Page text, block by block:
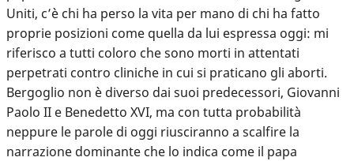
Uniti, c’è chi ha perso la vita per mano di chi ha fatto
proprie posizioni come quella da lui espressa oggi: mi
riferisco a tutti coloro che sono morti in attentati
perpetrati contro cliniche in cui si praticano gli aborti.
Bergoglio non è diverso dai suoi predecessori, Giovanni
Paolo II e Benedetto XVI, ma con tutta probabilità
neppure le parole di oggi riusciranno a scalfire la
narrazione dominante che lo indica come il papa